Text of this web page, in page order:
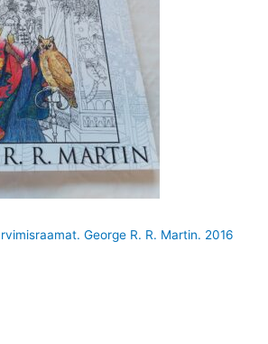
George R. R. Martin. 2016